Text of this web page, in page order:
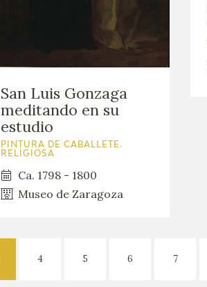
San Luis Gonzaga
meditando en su
estudio
PINTURA DE CABALLETE.
RELIGIOSA
Ca. 1798 - 1800
Museo de Zaragoza
4 5 6 7